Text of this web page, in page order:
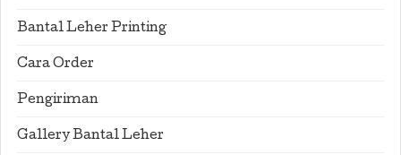
Bantal Leher Printing
Cara Order
Pengiriman
Gallery Bantal Leher